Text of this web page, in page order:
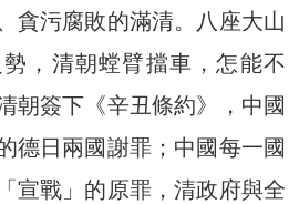
貪污腐敗的滿清。八座大山
，清朝螳臂擋車，怎能不
朝簽下《辛丑條約》，中國
德日兩國謝罪；中國每一國
宣戰」的原罪，清政府與全